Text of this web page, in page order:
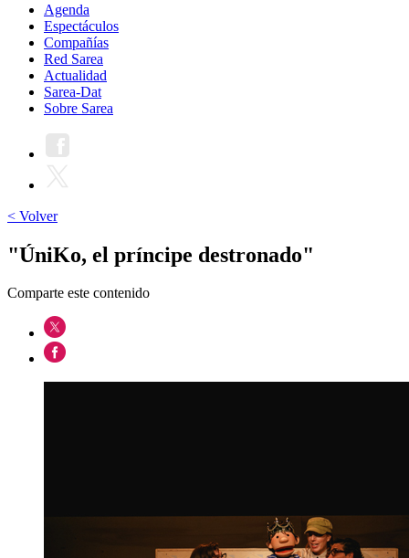
Agenda
Espectáculos
Compañías
Red Sarea
Actualidad
Sarea-Dat
Sobre Sarea
< Volver
"ÚniKo, el príncipe destronado"
Comparte este contenido